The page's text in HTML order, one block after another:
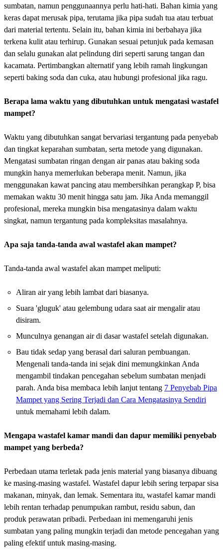
sumbatan, namun penggunaannya perlu hati-hati. Bahan kimia yang
keras dapat merusak pipa, terutama jika pipa sudah tua atau terbuat
dari material tertentu. Selain itu, bahan kimia ini berbahaya jika
terkena kulit atau terhirup. Gunakan sesuai petunjuk pada kemasan
dan selalu gunakan alat pelindung diri seperti sarung tangan dan
kacamata. Pertimbangkan alternatif yang lebih ramah lingkungan
seperti baking soda dan cuka, atau hubungi profesional jika ragu.
Berapa lama waktu yang dibutuhkan untuk mengatasi wastafel
mampet?
Waktu yang dibutuhkan sangat bervariasi tergantung pada penyebab
dan tingkat keparahan sumbatan, serta metode yang digunakan.
Mengatasi sumbatan ringan dengan air panas atau baking soda
mungkin hanya memerlukan beberapa menit. Namun, jika
menggunakan kawat pancing atau membersihkan perangkap P, bisa
memakan waktu 30 menit hingga satu jam. Jika Anda memanggil
profesional, mereka mungkin bisa mengatasinya dalam waktu
singkat, namun tergantung pada kompleksitas masalahnya.
Apa saja tanda-tanda awal wastafel akan mampet?
Tanda-tanda awal wastafel akan mampet meliputi:
Aliran air yang lebih lambat dari biasanya.
Suara 'gluguk' atau gelembung udara saat air mengalir atau
disiram.
Munculnya genangan air di dasar wastafel setelah digunakan.
Bau tidak sedap yang berasal dari saluran pembuangan.
Mengenali tanda-tanda ini sejak dini memungkinkan Anda
mengambil tindakan pencegahan sebelum sumbatan menjadi
parah. Anda bisa membaca lebih lanjut tentang 7 Penyebab Pipa
Mampet yang Sering Terjadi dan Cara Mengatasinya Sendiri
untuk memahami lebih dalam.
Mengapa wastafel kamar mandi dan dapur memiliki penyebab
mampet yang berbeda?
Perbedaan utama terletak pada jenis material yang biasanya dibuang
ke masing-masing wastafel. Wastafel dapur lebih sering terpapar sisa
makanan, minyak, dan lemak. Sementara itu, wastafel kamar mandi
lebih rentan terhadap penumpukan rambut, residu sabun, dan
produk perawatan pribadi. Perbedaan ini memengaruhi jenis
sumbatan yang paling mungkin terjadi dan metode pencegahan yang
paling efektif untuk masing-masing.